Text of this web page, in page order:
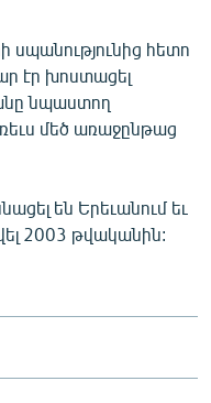
սպանությունից հետո
էր խոստացել
նպաստող
մեծ առաջընթաց
են Երեւանում եւ
2003 թվականին: